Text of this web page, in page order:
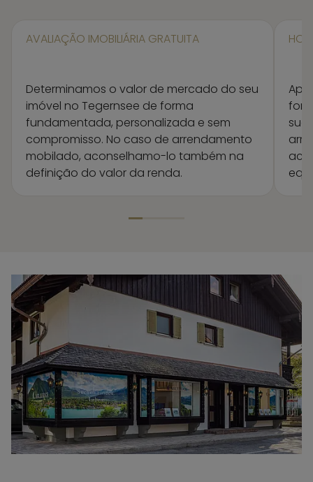
AVALIAÇÃO IMOBILIÁRIA GRATUITA
Determinamos o valor de mercado do seu
imóvel no Tegernsee de forma
fundamentada, personalizada e sem
compromisso. No caso de arrendamento
mobilado, aconselhamo-lo também na
definição do valor da renda.